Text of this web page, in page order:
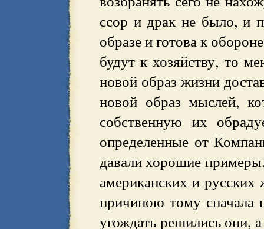
ссор и драк не было, и
образе и готова к
будут к хозяйству, то
новой образ жизни
новой образ мыслей,
собственную их
определенные от
давали хорошие
американских и русских
причиною тому сначала
угождать решились они,